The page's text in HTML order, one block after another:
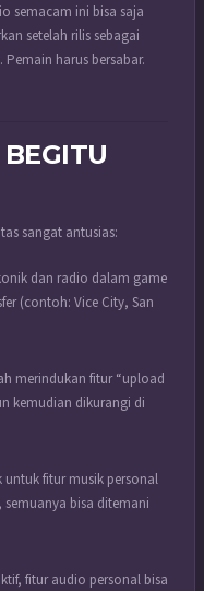
semacam ini bisa saja
setelah rilis sebagai
harus bersabar.
sangat antusias:
dan radio dalam game
(contoh: Vice City, San
merindukan fitur “upload
kemudian dikurangi di
fitur musik personal
bisa ditemani
fitur audio personal bisa